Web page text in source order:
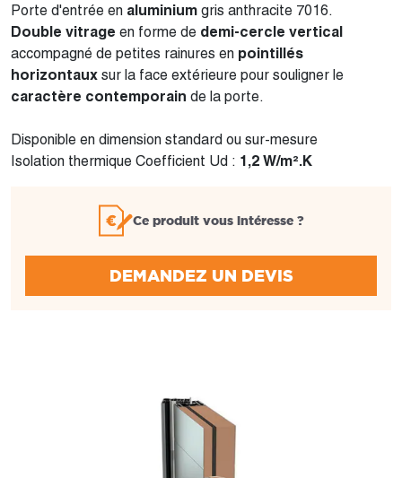
Porte d'entrée en aluminium gris anthracite 7016.
Double vitrage en forme de demi-cercle vertical
accompagné de petites rainures en pointillés
horizontaux sur la face extérieure pour souligner le
caractère contemporain de la porte.
Disponible en dimension standard ou sur-mesure
Isolation thermique Coefficient Ud : 1,2 W/m².K
Ce produit vous intéresse ?
DEMANDEZ UN DEVIS